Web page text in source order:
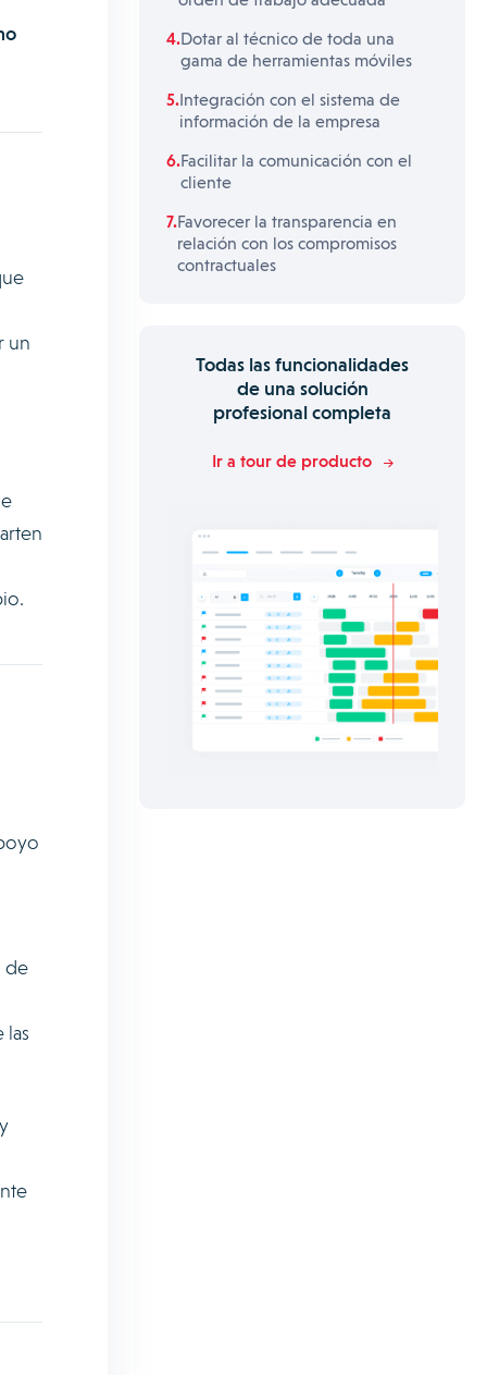
un
de
las
Dotar al técnico de toda una
gama de herramientas móviles
Integración con el sistema de
información de la empresa
Facilitar la comunicación con el
cliente
Favorecer la transparencia en
relación con los compromisos
contractuales
Todas las funcionalidades
de una solución
profesional completa
Ir a tour de producto